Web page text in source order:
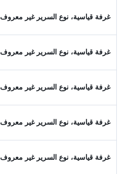
غرفة قياسية، نوع السرير غير معروف
غرفة قياسية، نوع السرير غير معروف
غرفة قياسية، نوع السرير غير معروف
غرفة قياسية، نوع السرير غير معروف
غرفة قياسية، نوع السرير غير معروف